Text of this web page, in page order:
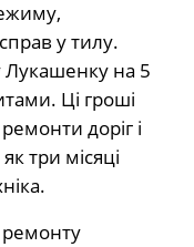
у тилу.
Лукашенку на 5
Ці гроші
доріг і
три місяці
ремонту